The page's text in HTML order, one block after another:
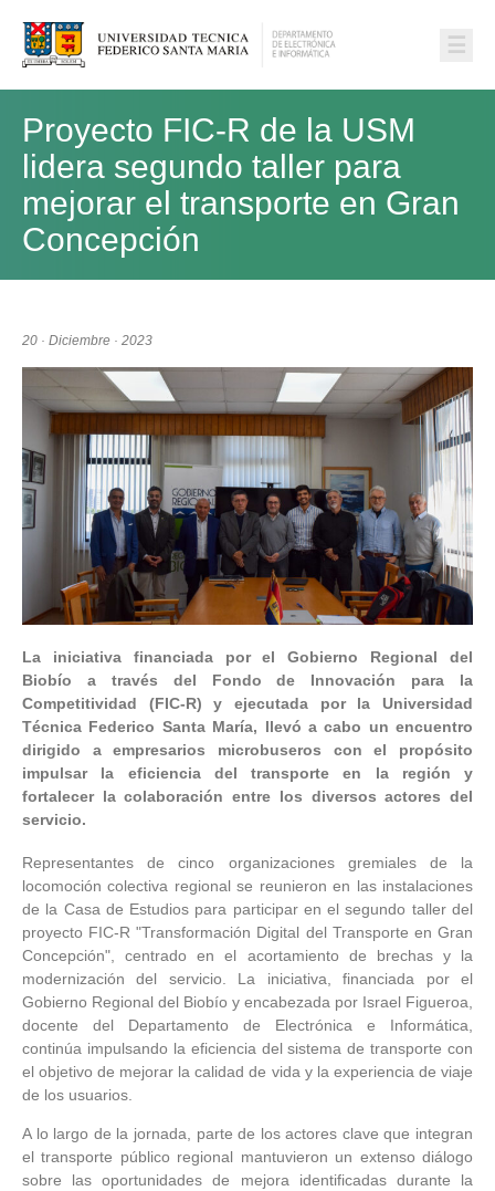
☰
Proyecto FIC-R de la USM
lidera segundo taller para
mejorar el transporte en Gran
Concepción
20 · Diciembre · 2023
La iniciativa financiada por el Gobierno Regional del
Biobío a través del Fondo de Innovación para la
Competitividad (FIC-R) y ejecutada por la Universidad
Técnica Federico Santa María, llevó a cabo un encuentro
dirigido a empresarios microbuseros con el propósito
impulsar la eficiencia del transporte en la región y
fortalecer la colaboración entre los diversos actores del
servicio.
Representantes de cinco organizaciones gremiales de la
locomoción colectiva regional se reunieron en las instalaciones
de la Casa de Estudios para participar en el segundo taller del
proyecto FIC-R "Transformación Digital del Transporte en Gran
Concepción", centrado en el acortamiento de brechas y la
modernización del servicio. La iniciativa, financiada por el
Gobierno Regional del Biobío y encabezada por Israel Figueroa,
docente del Departamento de Electrónica e Informática,
continúa impulsando la eficiencia del sistema de transporte con
el objetivo de mejorar la calidad de vida y la experiencia de viaje
de los usuarios.
A lo largo de la jornada, parte de los actores clave que integran
el transporte público regional mantuvieron un extenso diálogo
sobre las oportunidades de mejora identificadas durante la